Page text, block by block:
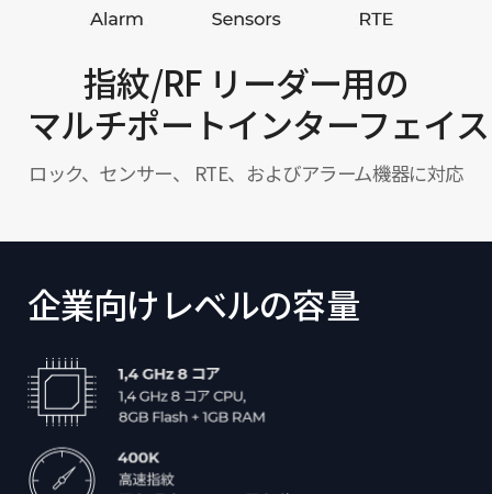
指紋/RF リーダー用の
マルチポートインターフェイス
ロック、センサー、 RTE、およびアラーム機器に対応
企業向けレベルの容量